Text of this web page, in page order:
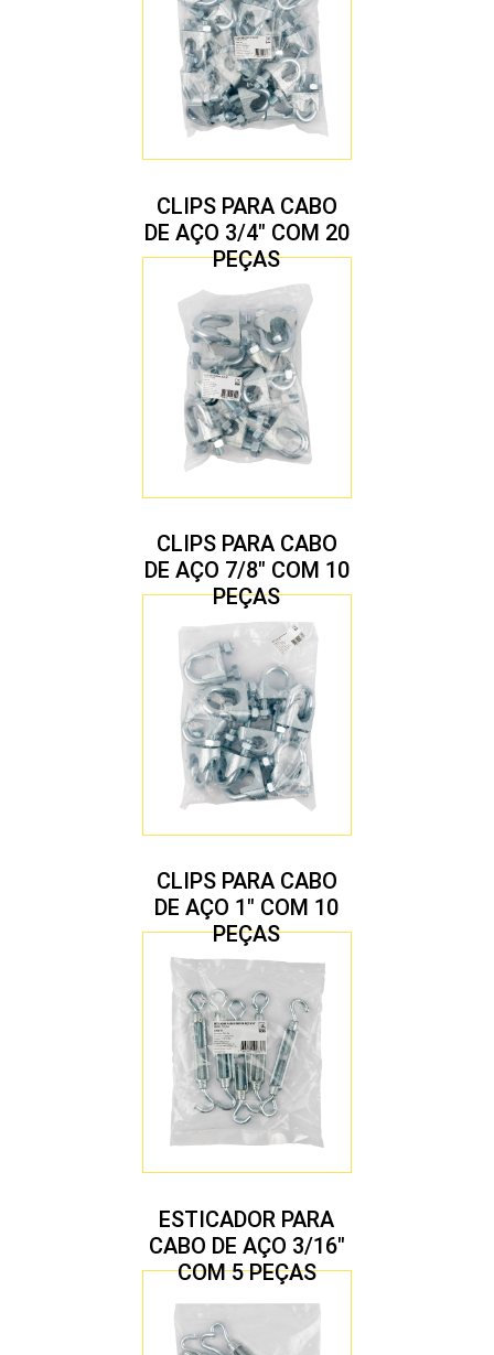
CLIPS PARA CABO
DE AÇO 3/4″ COM 20
PEÇAS
CLIPS PARA CABO
DE AÇO 7/8″ COM 10
PEÇAS
CLIPS PARA CABO
DE AÇO 1″ COM 10
PEÇAS
ESTICADOR PARA
CABO DE AÇO 3/16″
COM 5 PEÇAS